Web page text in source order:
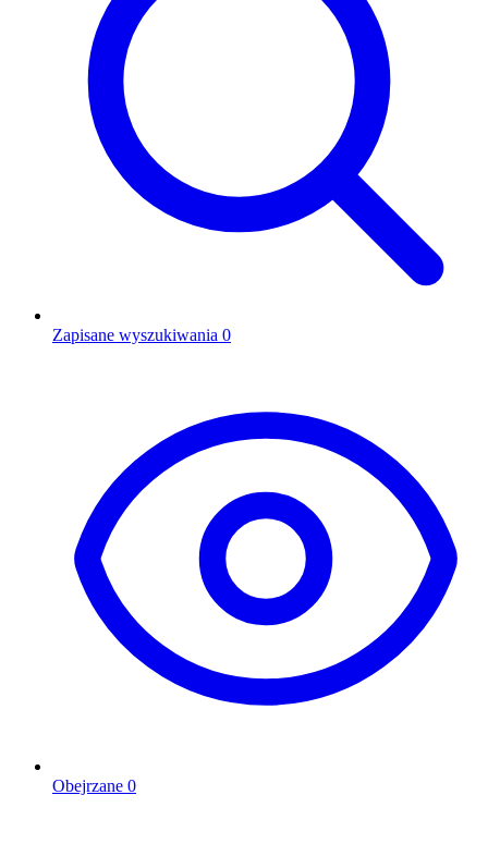
Zapisane wyszukiwania 0
Obejrzane 0